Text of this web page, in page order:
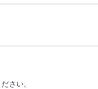
さい。